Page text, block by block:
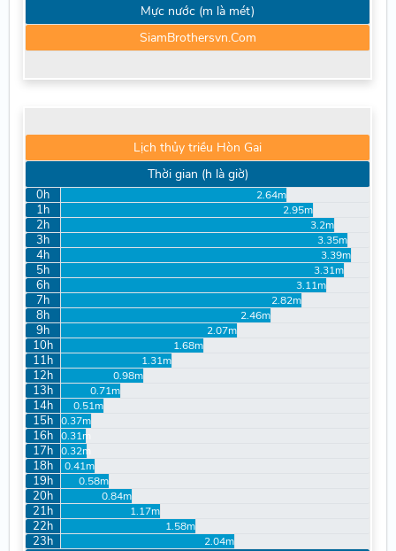
Mực nước (m là mét)
SiamBrothersvn.Com
Lịch thủy triều Hòn Gai
Thời gian (h là giờ)
0h 2.64m
1h 2.95m
2h 3.2m
3h 3.35m
4h 3.39m
5h 3.31m
6h 3.11m
7h 2.82m
8h 2.46m
9h 2.07m
10h 1.68m
11h 1.31m
12h 0.98m
13h 0.71m
14h 0.51m
15h 0.37m
16h 0.31m
17h 0.32m
18h 0.41m
19h 0.58m
20h 0.84m
21h 1.17m
22h 1.58m
23h 2.04m